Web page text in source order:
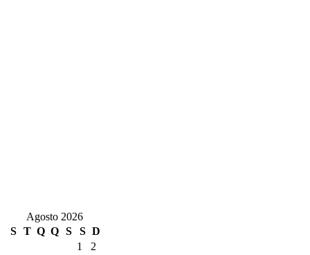
Agosto 2026
S
T Q Q S S D
1
2